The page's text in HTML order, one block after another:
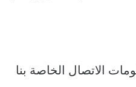
الاتصال الخاصة بنا